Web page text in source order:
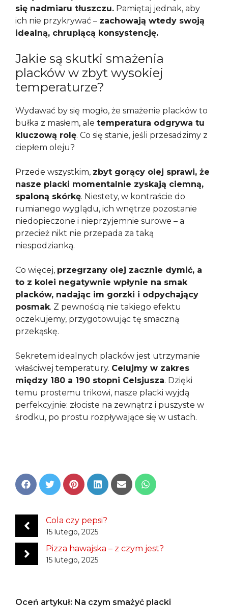
się nadmiaru tłuszczu. Pamiętaj jednak, aby
ich nie przykrywać – zachowają wtedy swoją
idealną, chrupiącą konsystencję.
Jakie są skutki smażenia
placków w zbyt wysokiej
temperaturze?
Wydawać by się mogło, że smażenie placków to
bułka z masłem, ale temperatura odgrywa tu
kluczową rolę. Co się stanie, jeśli przesadzimy z
ciepłem oleju?
Przede wszystkim, zbyt gorący olej sprawi, że
nasze placki momentalnie zyskają ciemną,
spaloną skórkę. Niestety, w kontraście do
rumianego wyglądu, ich wnętrze pozostanie
niedopieczone i nieprzyjemnie surowe – a
przecież nikt nie przepada za taką
niespodzianką.
Co więcej, przegrzany olej zacznie dymić, a
to z kolei negatywnie wpłynie na smak
placków, nadając im gorzki i odpychający
posmak. Z pewnością nie takiego efektu
oczekujemy, przygotowując tę smaczną
przekąskę.
Sekretem idealnych placków jest utrzymanie
właściwej temperatury. Celujmy w zakres
między 180 a 190 stopni Celsjusza. Dzięki
temu prostemu trikowi, nasze placki wyjdą
perfekcyjnie: złociste na zewnątrz i puszyste w
środku, po prostu rozpływające się w ustach.
Share
on
Share
on
Share
on
Share
on
Share
on
Share
on
Cola czy pepsi?
15 lutego, 2025
Pizza hawajska – z czym jest?
15 lutego, 2025
Oceń artykuł: Na czym smażyć placki